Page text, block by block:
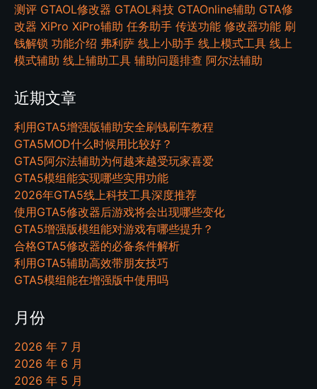
测评 GTAOL修改器 GTAOL科技 GTAOnline辅助 GTA修
改器 XiPro XiPro辅助 任务助手 传送功能 修改器功能 刷
钱解锁 功能介绍 弗利萨 线上小助手 线上模式工具 线上
模式辅助 线上辅助工具 辅助问题排查 阿尔法辅助
近期文章
利用GTA5增强版辅助安全刷钱刷车教程
GTA5MOD什么时候用比较好？
GTA5阿尔法辅助为何越来越受玩家喜爱
GTA5模组能实现哪些实用功能
2026年GTA5线上科技工具深度推荐
使用GTA5修改器后游戏将会出现哪些变化
GTA5增强版模组能对游戏有哪些提升？
合格GTA5修改器的必备条件解析
利用GTA5辅助高效带朋友技巧
GTA5模组能在增强版中使用吗
月份
2026 年 7 月
2026 年 6 月
2026 年 5 月